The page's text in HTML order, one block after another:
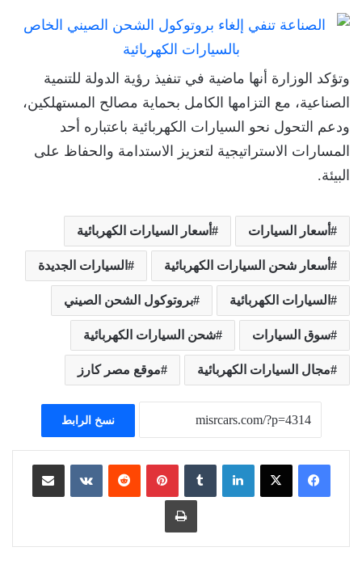
وتؤكد الوزارة أنها ماضية في تنفيذ رؤية الدولة للتنمية
الصناعية، مع التزامها الكامل بحماية مصالح المستهلكين،
ودعم التحول نحو السيارات الكهربائية باعتباره أحد
المسارات الاستراتيجية لتعزيز الاستدامة والحفاظ على
البيئة.
أسعار السيارات أسعار السيارات الكهربائية
أسعار شحن السيارات الكهربائية السيارات الجديدة
السيارات الكهربائية بروتوكول الشحن الصيني
سوق السيارات شحن السيارات الكهربائية
مجال السيارات الكهربائية موقع مصر كارز
نسخ الرابط
لينكدإن ‏Tumblr بينتيريست
‏Reddit
‏VKontakte مشاركة عبر البريد
طباعة